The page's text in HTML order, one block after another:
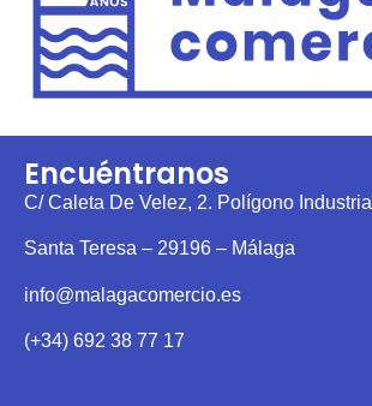
Encuéntranos
C/ Caleta De Velez, 2. Polígono Industrial
Santa Teresa – 29196 – Málaga
info@malagacomercio.es
(+34) 692 38 77 17